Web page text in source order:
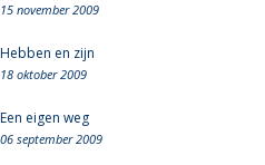
15 november 2009
Hebben en zijn
18 oktober 2009
Een eigen weg
06 september 2009